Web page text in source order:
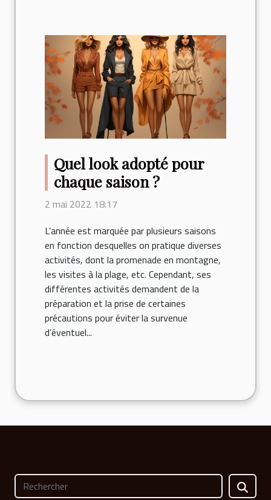
Quel look adopté pour
chaque saison ?
2 mai 2022 18:17
L’année est marquée par plusieurs saisons
en fonction desquelles on pratique diverses
activités, dont la promenade en montagne,
les visites à la plage, etc. Cependant, ses
différentes activités demandent de la
préparation et la prise de certaines
précautions pour éviter la survenue
d’éventuel...